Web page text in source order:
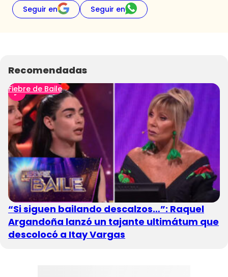
Seguir en Seguir en
Recomendadas
Fiebre de Baile
“Si siguen bailando descalzos…”: Raquel
Argandoña lanzó un tajante ultimátum que
descolocó a Itay Vargas